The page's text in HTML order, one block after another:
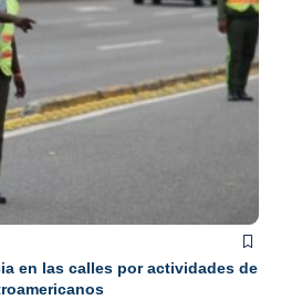
en las calles por actividades de